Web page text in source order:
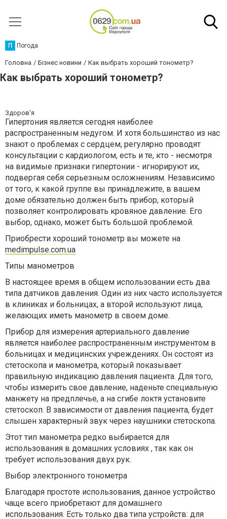
П Погода
Головна Бізнес новини Как выбрать хороший тонометр?
Как выбрать хороший тонометр?
Здоров'я
Гипертония является сегодня наиболее
распространенным недугом. И хотя большинство из нас
знают о проблемах с сердцем, регулярно проводят
консультации с кардиологом, есть и те, кто - несмотря
на видимые признаки гипертонии - игнорируют их,
подвергая себя серьезным осложнениям. Независимо
от того, к какой группе вы принадлежите, в вашем
доме обязательно должен быть прибор, который
позволяет контролировать кровяное давление. Его
выбор, однако, может быть большой проблемой.
Приобрести хороший тонометр вы можете на
medimpulse.com.ua
Типы манометров
В настоящее время в общем использовании есть два
типа датчиков давления. Один из них часто используется
в клиниках и больницах, а второй используют лица,
желающих иметь манометр в своем доме.
Прибор для измерения артериального давление
является наиболее распространенным инструментом в
больницах и медицинских учреждениях. Он состоят из
стетоскопа и манометра, который показывает
правильную индикацию давления пациента. Для того,
чтобы измерить свое давление, наденьте специальную
манжету на предплечье, а на сгибе локтя установите
стетоскоп. В зависимости от давления пациента, будет
слышен характерный звук через наушники стетоскопа.
Этот тип манометра редко выбирается для
использования в домашних условиях , так как он
требует использования двух рук.
Выбор электронного тонометра
Благодаря простоте использования, данное устройство
чаще всего приобретают для домашнего
использования. Есть только два типа устройств: для